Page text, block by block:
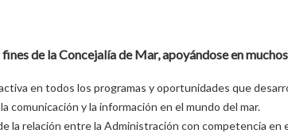
fines de la Concejalía de Mar, apoyándose en
en todos los programas y oportunidades que
comunicación y la información en el mundo del mar.
la relación entre la Administración con competencia